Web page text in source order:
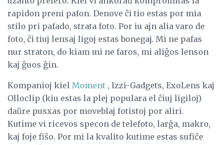
rapidon preni pafon. Denove ĉi tio estas por mia
stilo pri pafado, strata foto. Por iu ajn alia varo de
foto, ĉi tiuj lensaj ligoj estas bonegaj. Mi ne pafas
nur straton, do kiam mi ne faros, mi aliĝos lenson
kaj ĝuos ĝin.
Kompanioj kiel Moment , Izzi-Gadgets, ExoLens kaj
Olloclip (kiu estas la plej populara el ĉiuj ligiloj)
daŭre pusxas por moveblaj fotistoj por aliri.
Kutime vi ricevos specon de telefoto, larĝa, makro,
kaj foje fiŝo. Por mi la kvalito kutime estas sufiĉe